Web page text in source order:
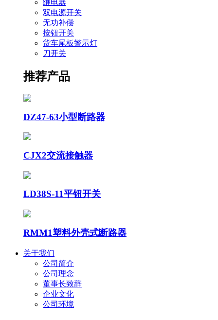
继电器
双电源开关
无功补偿
按钮开关
货车尾板警示灯
刀开关
推荐产品
DZ47-63小型断路器
CJX2交流接触器
LD38S-11平钮开关
RMM1塑料外壳式断路器
关于我们
公司简介
公司理念
董事长致辞
企业文化
公司环境